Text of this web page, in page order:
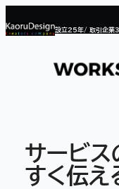
容
を
設立25年/ 取引企業
サービス
すく伝え